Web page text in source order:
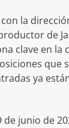
la
de
clave en la
que
ya
de junio de